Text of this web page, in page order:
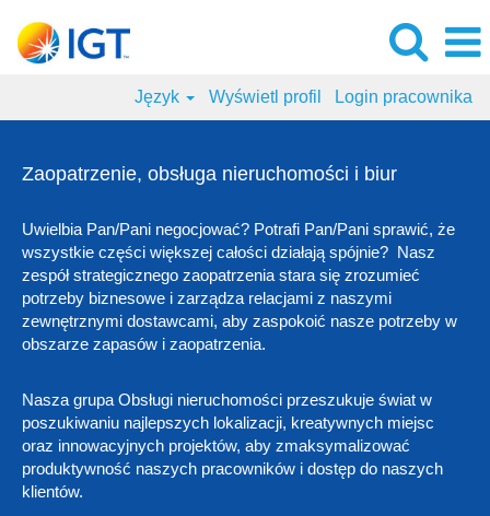
Język Wyświetl profil Login pracownika
nieruchomości
biur
Zaopatrzenie, obsługa nieruchomości i biur
Uwielbia Pan/Pani negocjować? Potrafi Pan/Pani sprawić, że
wszystkie części większej całości działają spójnie? Nasz
zespół strategicznego zaopatrzenia stara się zrozumieć
potrzeby biznesowe i zarządza relacjami z naszymi
zewnętrznymi dostawcami, aby zaspokoić nasze potrzeby w
obszarze zapasów i zaopatrzenia.
Nasza grupa Obsługi nieruchomości przeszukuje świat w
poszukiwaniu najlepszych lokalizacji, kreatywnych miejsc
oraz innowacyjnych projektów, aby zmaksymalizować
produktywność naszych pracowników i dostęp do naszych
klientów.